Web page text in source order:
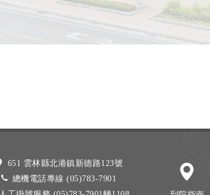
651 雲林縣北港鎮新德路123號
總機電話專線 (05)783-7901